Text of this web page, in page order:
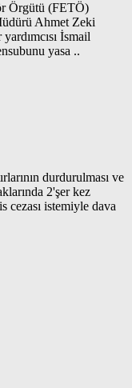
Örgütü (FETÖ)
Ahmet Zeki
İsmail
yasa ..
durdurulması ve
2'şer kez
cezası istemiyle dava